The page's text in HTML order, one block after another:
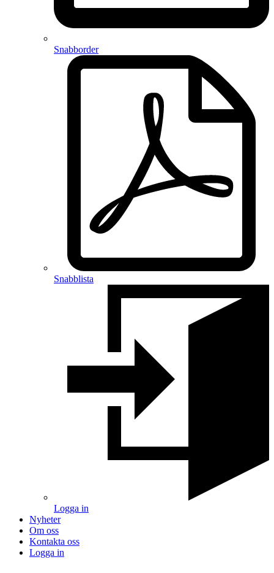
Snabborder
Snabblista
Logga in
Nyheter
Om oss
Kontakta oss
Logga in